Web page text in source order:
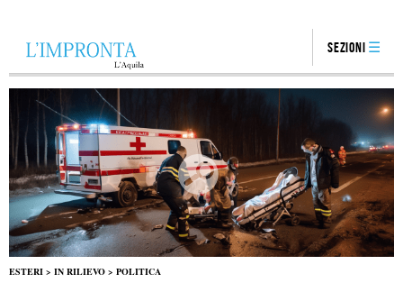
Sezioni
ESTERI > IN RILIEVO > POLITICA